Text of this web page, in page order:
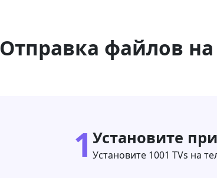
Отправка файлов
1 Установите
Установите 1001 TVs на